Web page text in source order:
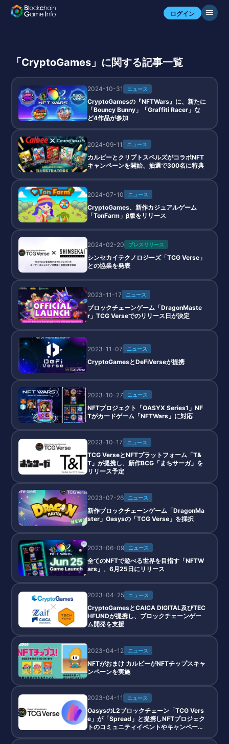
ログイン
「CryptoGames」に関する記事一覧
2024-10-31 ニュース
CryptoGamesの『NFTWars』に、新たに
「Bouncy Bunny」「Graffiti Racer」な
ど4作品が参加
2024-09-11 ニュース
カルビーとクリプトスペルズがコラボNFT
キャンペーンを開始、抽選で300名に特典
2024-07-10 ニュース
CryptoGames、新作カジュアルゲーム
「TonFarm」β版をリリース
2024-02-20 プレスリリース
シンセカイテクノロジーズ「TCG Verse」
との協業を発表
2023-11-17 ニュース
ブロックチェーンゲーム「DragonMaste
r」TCG Verseでのリリース日が決定
2023-11-07 ニュース
CryptoGamesとDeFiVerseが提携
2023-10-27 ニュース
NFTプロジェクト「OASYX Series1」NF
Tがカードゲーム「NFTWars」に対応
2023-10-17 ニュース
TCG VerseとNFTプラットフォーム「T&
T」が提携し、新作BCG「まちサーガ」を
リリース予定
2023-07-26 ニュース
新作ブロックチェーンゲーム「DragonMa
ster」Oasysの「TCG Verse」を採択
2023-06-09 ニュース
全てのNFTで遊べる世界を目指す「NFTW
ars」、6月25日にリリース
2023-04-25 ニュース
CryptoGamesとCAICA DIGITAL及びTEC
HFUNDが提携し、ブロックチェーンゲー
ム開発を支援
2023-04-12 ニュース
NFTがおまけ カルビーがNFTチップスキャ
ンペーンを実施
2023-04-11 ニュース
OasysのL2ブロックチェーン「TCG Vers
e」が「Spread」と提携しNFTプロジェク
トのコミュニティイベントやキャンペーン